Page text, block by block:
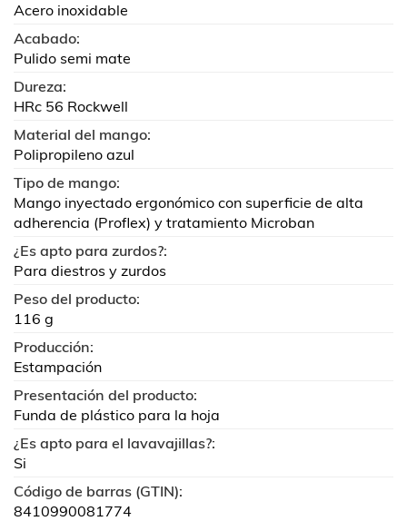
Acero inoxidable
Acabado:
Pulido semi mate
Dureza:
HRc 56 Rockwell
Material del mango:
Polipropileno azul
Tipo de mango:
Mango inyectado ergonómico con superficie de alta
adherencia (Proflex) y tratamiento Microban
¿Es apto para zurdos?:
Para diestros y zurdos
Peso del producto:
116 g
Producción:
Estampación
Presentación del producto:
Funda de plástico para la hoja
¿Es apto para el lavavajillas?:
Si
Código de barras (GTIN):
8410990081774